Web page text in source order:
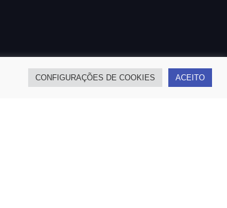
CONFIGURAÇÕES DE COOKIES ACEITO